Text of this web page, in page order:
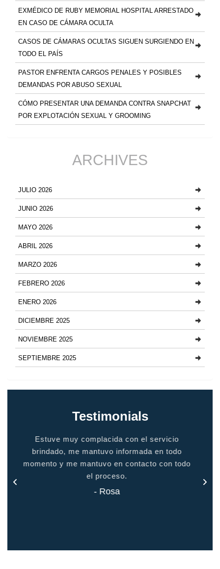
EXMÉDICO DE RUBY MEMORIAL HOSPITAL ARRESTADO
EN CASO DE CÁMARA OCULTA
CASOS DE CÁMARAS OCULTAS SIGUEN SURGIENDO EN
TODO EL PAÍS
PASTOR ENFRENTA CARGOS PENALES Y POSIBLES
DEMANDAS POR ABUSO SEXUAL
CÓMO PRESENTAR UNA DEMANDA CONTRA SNAPCHAT
POR EXPLOTACIÓN SEXUAL Y GROOMING
ARCHIVES
JULIO 2026
JUNIO 2026
MAYO 2026
ABRIL 2026
MARZO 2026
FEBRERO 2026
ENERO 2026
DICIEMBRE 2025
NOVIEMBRE 2025
SEPTIEMBRE 2025
Testimonials
gente de calidad, servicio de calidad. Te hace
sentir como en casa
- Jason